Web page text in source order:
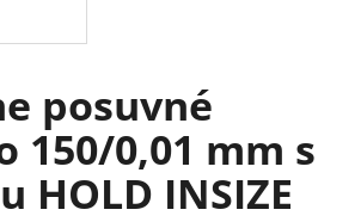
posuvné
150/0,01 mm s
HOLD INSIZE